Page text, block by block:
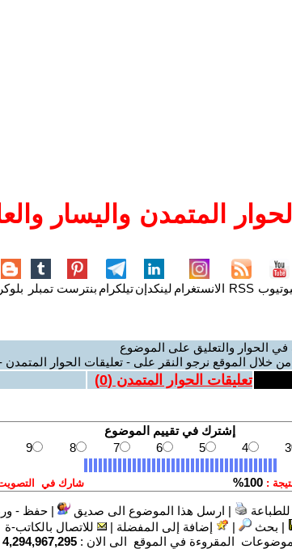
المتمدن واليسار
RSS الانستغرام لينكدإنتيلكرام بنترست تمبلر بلوكر
الحوار والتعليق على الموضوع
من خلال الموقع نرجو النقر على - تعليقات الحوار المتمدن
تعليقات الحوار المتمدن (0
)
| ارسل هذا الموضوع الى صديق |حفظ -
| بحث | إضافة إلى المفضلة |
للاتصال بالكاتب-ة
المقروءة في الموقع الى الان : 4,294,967,295